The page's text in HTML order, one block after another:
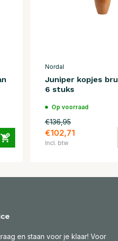
Nordal
Juniper kopjes
6 stuks
Op voorraad
€136,95
€102,71
Incl. btw
en staan voor je klaar! Voor